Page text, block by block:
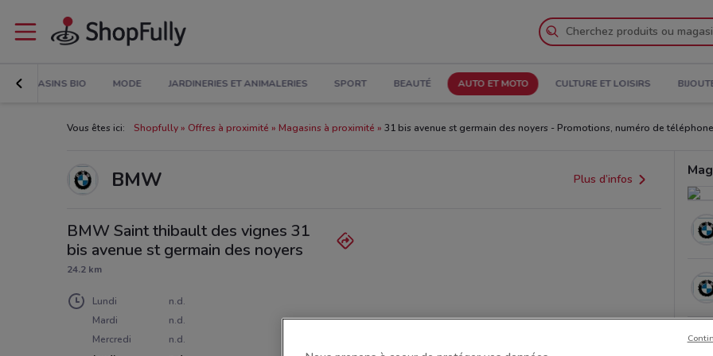
MAGASINS BIO MODE JARDINERIES ET ANIMALERIES SPORT BEAUTÉ AUTO ET MOTO CULTURE ET LOISIRS
Vous êtes ici: Shopfully Offres à proximité Magasins à proximité 31 bis avenue st germain des noyers - Promotions, numéro de
BMW Plus d’infos
BMW Saint thibault des vignes 31
bis avenue st germain des noyers
24.2 km
Lundi
n.d.
Mardi
n.d.
Mercredi
n.d.